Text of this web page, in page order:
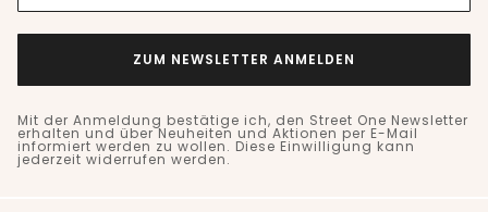
ZUM NEWSLETTER ANMELDEN
Mit der Anmeldung bestätige ich, den Street One Newsletter
erhalten und über Neuheiten und Aktionen per E-Mail
informiert werden zu wollen. Diese Einwilligung kann
jederzeit widerrufen werden.